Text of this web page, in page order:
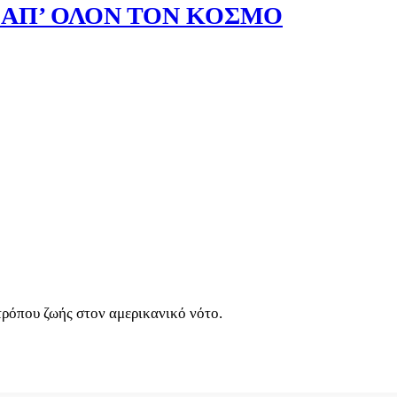
ΑΠ’ ΟΛΟΝ ΤΟΝ ΚΟΣΜΟ
ζωής στον αμερικανικό νότο.